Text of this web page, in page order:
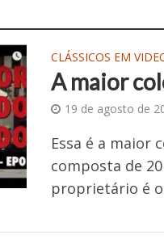
CLÁSSICOS EM
A maior
19 de agosto de
Essa é a maior
composta de
proprietário é o